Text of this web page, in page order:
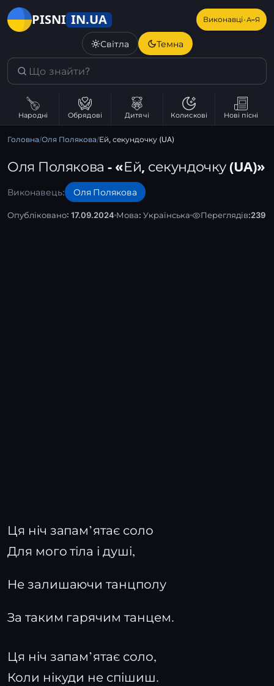
PISNI IN.UA Виконавці·А–Я
Світла Темна
Народні Обрядові Дитячі Колискові Нові пісні
Головна/Оля Полякова/Ей, секундочку (UA)
Оля Полякова - «Ей, секундочку (UA)»
Виконавець: Оля Полякова
Опубліковано: 17.09.2024 Мова: Українська Переглядів:239
Ця ніч запам’ятає соло
Для мого тіла і душі,
Не залишаючи танцполу
За таким гарячим танцем.
Ця ніч запам’ятає соло,
Коли нікуди не спішиш.